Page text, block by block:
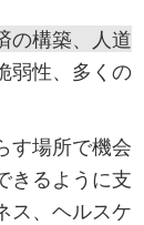
の構築、人道
弱性、多くの
す場所で機会
きるように支
ス、ヘルスケ